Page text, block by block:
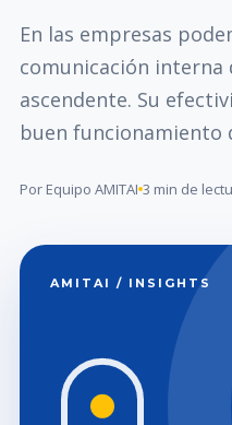
En las empresas
comunicación interna
ascendente. Su
buen funcionamiento
Por Equipo AMITAI 3 min de
AMITAI / INSIGHTS